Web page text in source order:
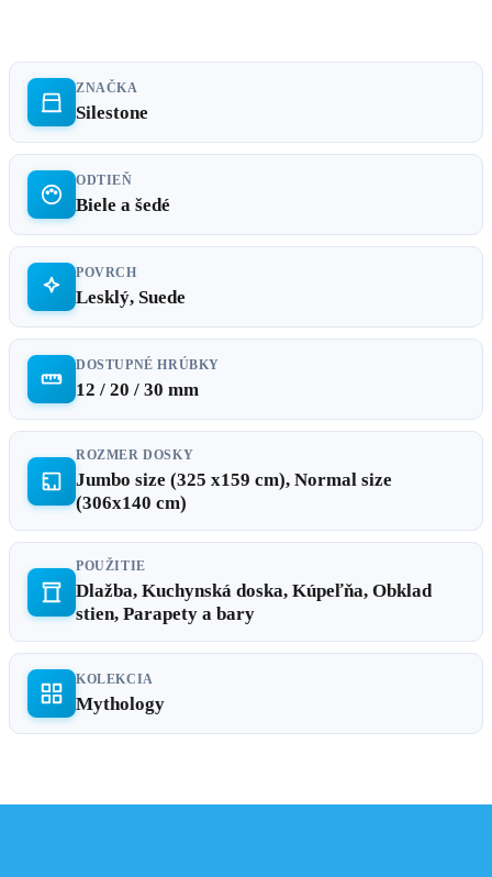
ZNAČKA
Silestone
ODTIEŇ
Biele a šedé
POVRCH
Lesklý, Suede
DOSTUPNÉ HRÚBKY
12 / 20 / 30 mm
ROZMER DOSKY
Jumbo size (325 x159 cm), Normal size
(306x140 cm)
POUŽITIE
Dlažba, Kuchynská doska, Kúpeľňa, Obklad
stien, Parapety a bary
KOLEKCIA
Mythology